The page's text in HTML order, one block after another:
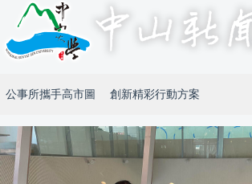
公事所攜手高市圖 創新精彩行動方案